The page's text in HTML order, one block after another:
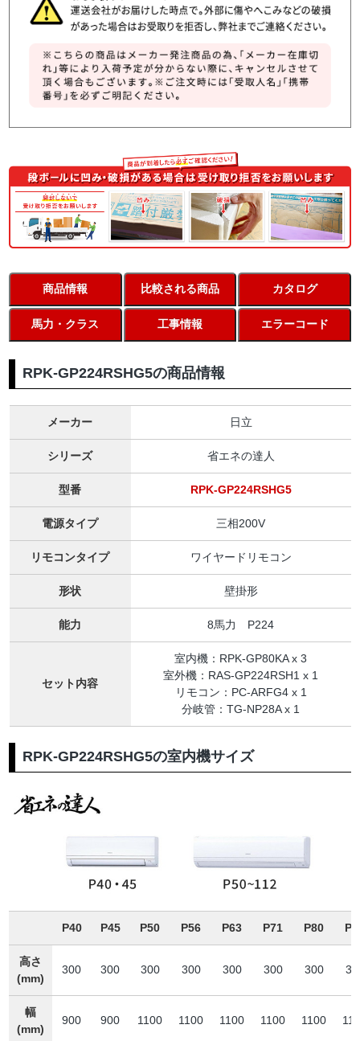
商品情報 比較される商品 カタログ
馬力・クラス 工事情報 エラーコード
RPK-GP224RSHG5の商品情報
メーカー 日立
シリーズ 省エネの達人
型番 RPK-GP224RSHG5
電源タイプ 三相200V
リモコンタイプ ワイヤードリモコン
形状 壁掛形
能力 8馬力 P224
セット内容
室内機：RPK-GP80KA x 3
室外機：RAS-GP224RSH1 x 1
リモコン：PC-ARFG4 x 1
分岐管：TG-NP28A x 1
RPK-GP224RSHG5の室内機サイズ
P40 P45 P50 P56 P63 P71 P80
高さ
(mm)
300 300 300 300 300 300 300
幅
(mm)
900 900 1100 1100 1100 1100 1100